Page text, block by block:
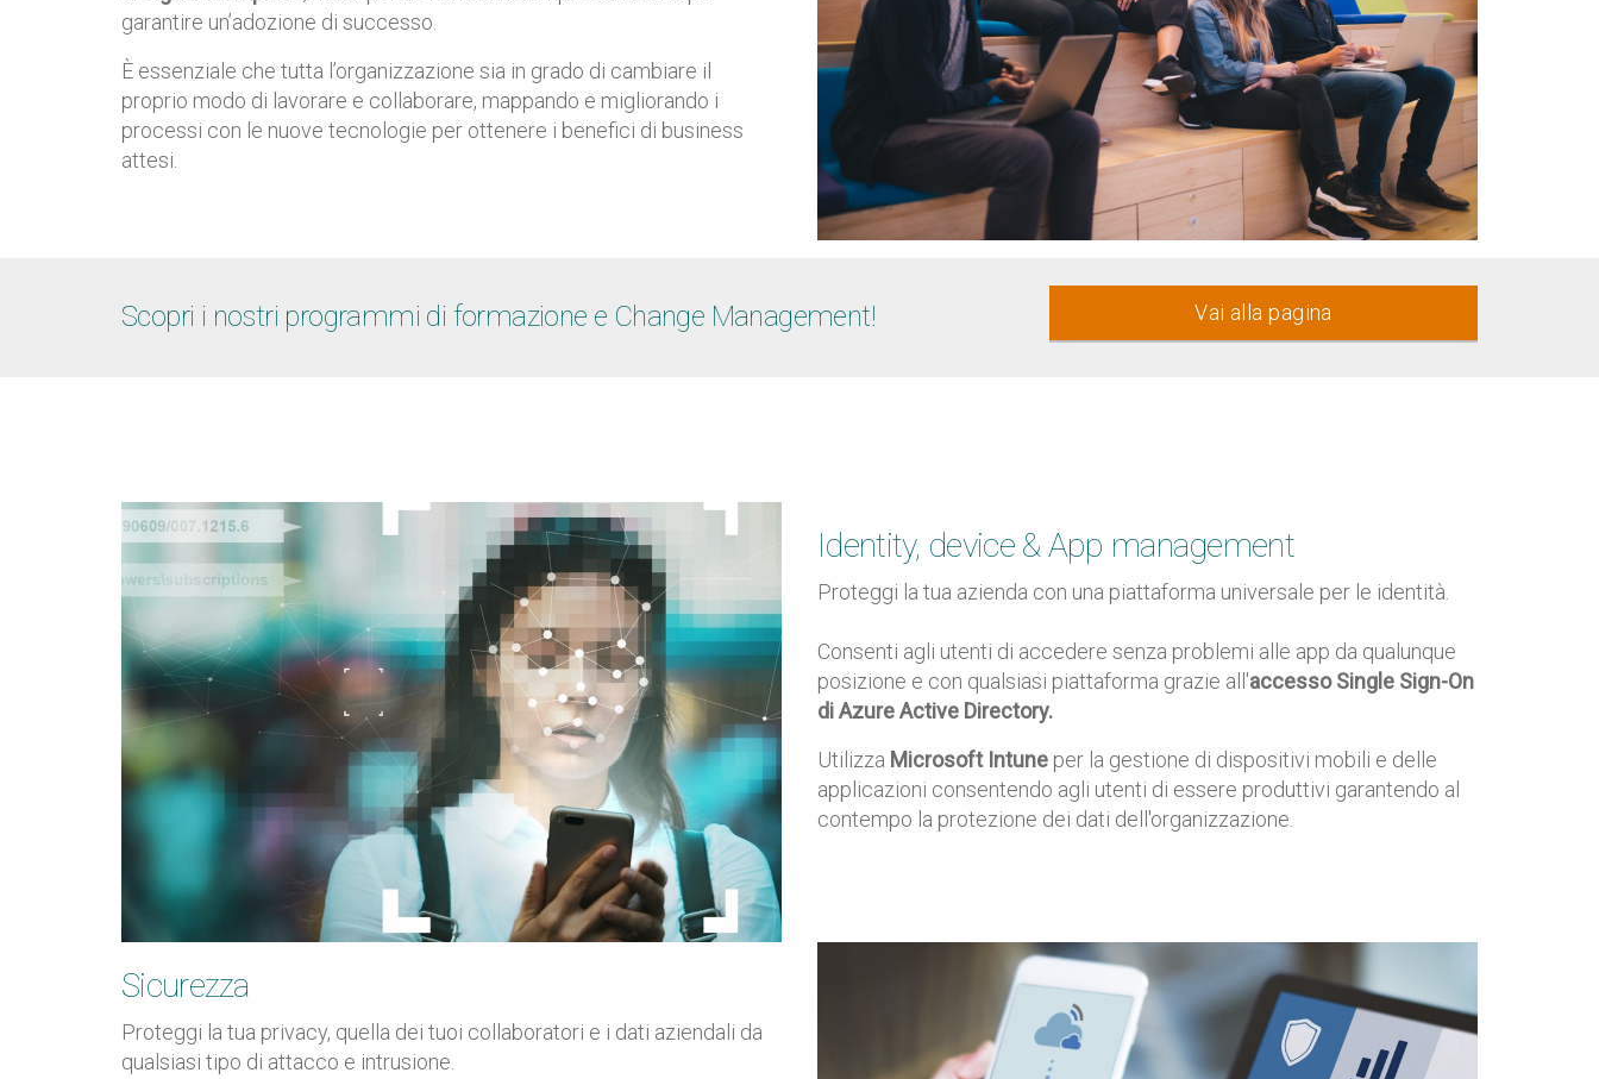
garantire un’adozione di successo.
È essenziale che tutta l’organizzazione sia in grado di cambiare il
proprio modo di lavorare e collaborare, mappando e migliorando i
processi con le nuove tecnologie per ottenere i benefici di business
attesi.
Scopri i nostri programmi di formazione e Change Management! Vai alla pagina
Identity, device & App management
Proteggi la tua azienda con una piattaforma universale per le identità.
Consenti agli utenti di accedere senza problemi alle app da qualunque
posizione e con qualsiasi piattaforma grazie all'accesso Single Sign-On
di Azure Active Directory.
Utilizza Microsoft Intune per la gestione di dispositivi mobili e delle
applicazioni consentendo agli utenti di essere produttivi garantendo al
contempo la protezione dei dati dell'organizzazione.
Sicurezza
Proteggi la tua privacy, quella dei tuoi collaboratori e i dati aziendali da
qualsiasi tipo di attacco e intrusione.